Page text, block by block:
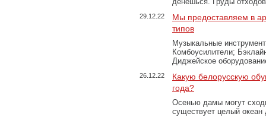
29.12.22
Мы предоставляем в
типов
Музыкальные
Комбоусилители;
Диджейское
26.12.22
Какую белорусскую
года?
Осенью дамы могут
существует целый